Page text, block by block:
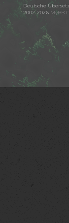
Deutsche
2002-2026 MyBB